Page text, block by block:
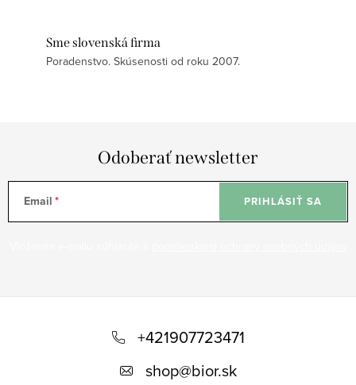
Sme slovenská firma
Poradenstvo. Skúsenosti od roku 2007.
Odoberať newsletter
Email PRIHLÁSIŤ SA
+421907723471
shop@bior.sk